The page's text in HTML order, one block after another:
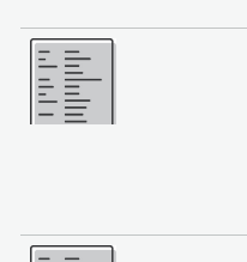
Mai multe
Mai multe